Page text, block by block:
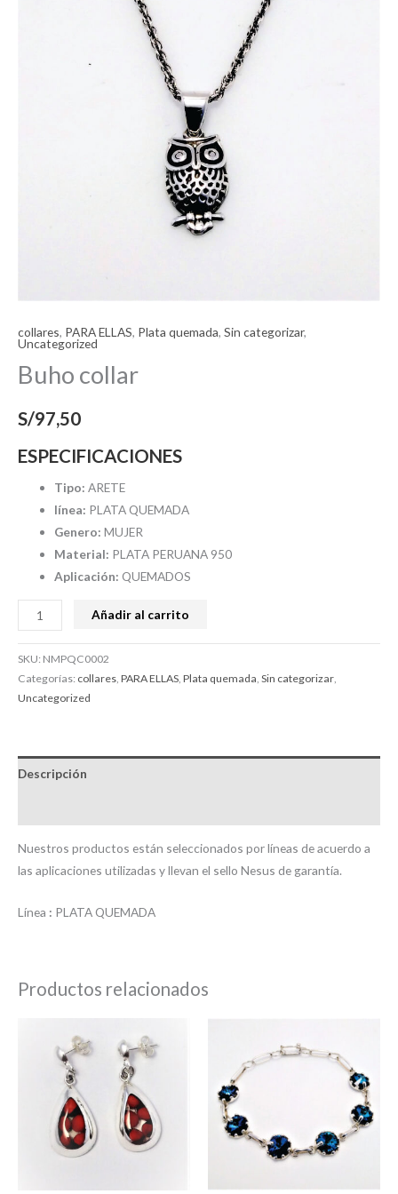
collares, PARA ELLAS, Plata quemada, Sin categorizar,
Uncategorized
Buho collar
S/97,50
ESPECIFICACIONES
Tipo:ARETE
línea: PLATA QUEMADA
Genero: MUJER
Material: PLATA PERUANA 950
Aplicación: QUEMADOS
Añadir al carrito
SKU: NMPQC0002
Categorías: collares PARA ELLAS Plata quemada Sin categorizar
Uncategorized
Descripción
Nuestros productos están seleccionados por líneas de acuerdo a
las aplicaciones utilizadas y llevan el sello Nesus de garantía.
Línea : PLATA QUEMADA
Productos relacionados